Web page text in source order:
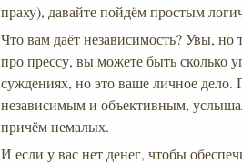
праху), давайте пойдём простым
Что вам даёт независимость? Увы, но
про прессу, вы можете быть
суждениях, но это ваше личное дело.
независимым и объективным,
причём немалых.
И если у вас нет денег, чтобы